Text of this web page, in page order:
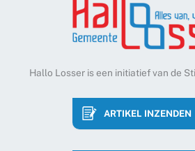
Hallo Losser is een initiatief van de
ARTIKEL INZENDEN